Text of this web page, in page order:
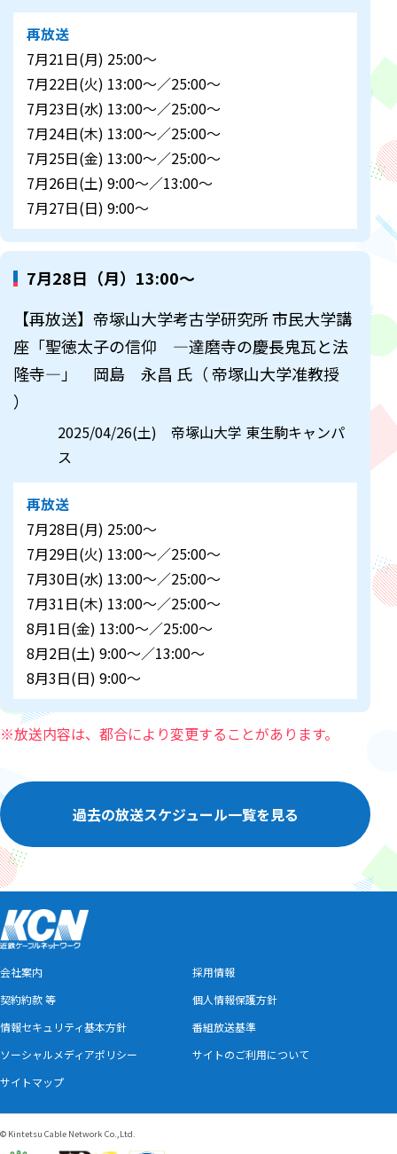
再放送
7月21日(月) 25:00～
7月22日(火) 13:00～／25:00～
7月23日(水) 13:00～／25:00～
7月24日(木) 13:00～／25:00～
7月25日(金) 13:00～／25:00～
7月26日(土) 9:00～／13:00～
7月27日(日) 9:00～
7月28日（月）13:00～
【再放送】帝塚山大学考古学研究所 市民大学講
座「聖徳太子の信仰 ―達磨寺の慶長鬼瓦と法
隆寺―」 岡島 永昌 氏（ 帝塚山大学准教授
）
2025/04/26(土) 帝塚山大学 東生駒キャンパ
ス
再放送
7月28日(月) 25:00～
7月29日(火) 13:00～／25:00～
7月30日(水) 13:00～／25:00～
7月31日(木) 13:00～／25:00～
8月1日(金) 13:00～／25:00～
8月2日(土) 9:00～／13:00～
8月3日(日) 9:00～
※放送内容は、都合により変更することがあります。
過去の放送スケジュール一覧を見る
会社案内
採用情報
契約約款 等
個人情報保護方針
情報セキュリティ基本方針
番組放送基準
ソーシャルメディアポリシー
サイトのご利用について
サイトマップ
© Kintetsu Cable Network Co.,Ltd.